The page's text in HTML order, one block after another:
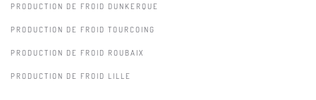
PRODUCTION DE FROID DUNKERQUE
PRODUCTION DE FROID TOURCOING
PRODUCTION DE FROID ROUBAIX
PRODUCTION DE FROID LILLE